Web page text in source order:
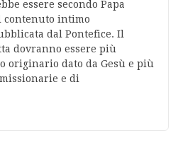
essere secondo Papa
contenuto intimo
dal Pontefice. Il
dovranno essere più
originario dato da Gesù e più
e di